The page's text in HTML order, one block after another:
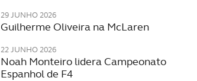
29 JUNHO 2026
Guilherme Oliveira na McLaren
22 JUNHO 2026
Noah Monteiro lidera Campeonato
Espanhol de F4